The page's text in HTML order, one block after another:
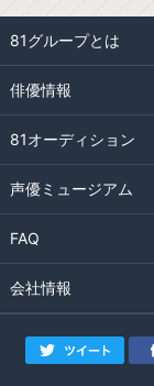
81グループとは
俳優情報
81オーディション
声優ミュージアム
FAQ
会社情報